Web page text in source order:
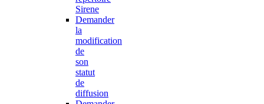
Sirene
Demander
la
modification
de
son
statut
de
diffusion